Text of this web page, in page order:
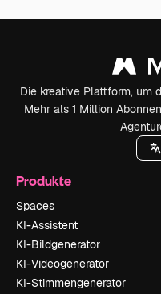
Die kreative Plattform, um
Mehr als 1 Million
Produkte
Spaces
KI-Assistent
KI-Bildgenerator
KI-Videogenerator
KI-Stimmengenerator